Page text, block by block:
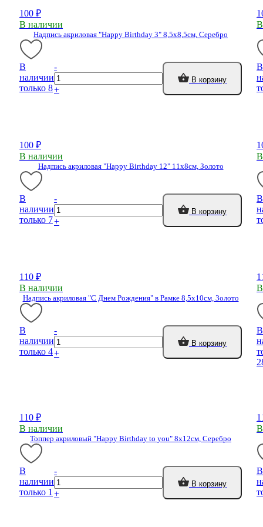
100 ₽
В наличии
Надпись акриловая "Happy Birthday 3" 8,5х8,5см, Серебро
В
наличии
только 8
-
+
В корзину
В
100 ₽
В наличии
Надпись акриловая "Happy Birthday 12" 11х8см, Золото
В
наличии
только 7
-
+
В корзину
В
110 ₽
В наличии
Надпись акриловая "С Днем Рождения" в Рамке 8,5х10см, Золото
В
наличии
только 4
-
+
В корзину
В
110 ₽
В наличии
Топпер акриловый "Happy Birthday to you" 8х12см, Серебро
В
наличии
только 1
-
+
В корзину
В